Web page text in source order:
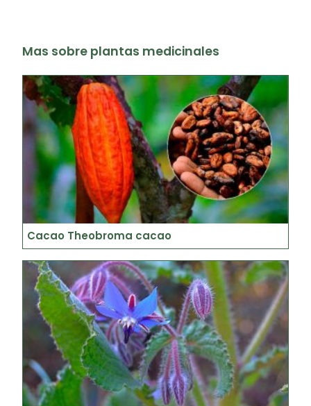
Mas sobre plantas medicinales
Cacao Theobroma cacao